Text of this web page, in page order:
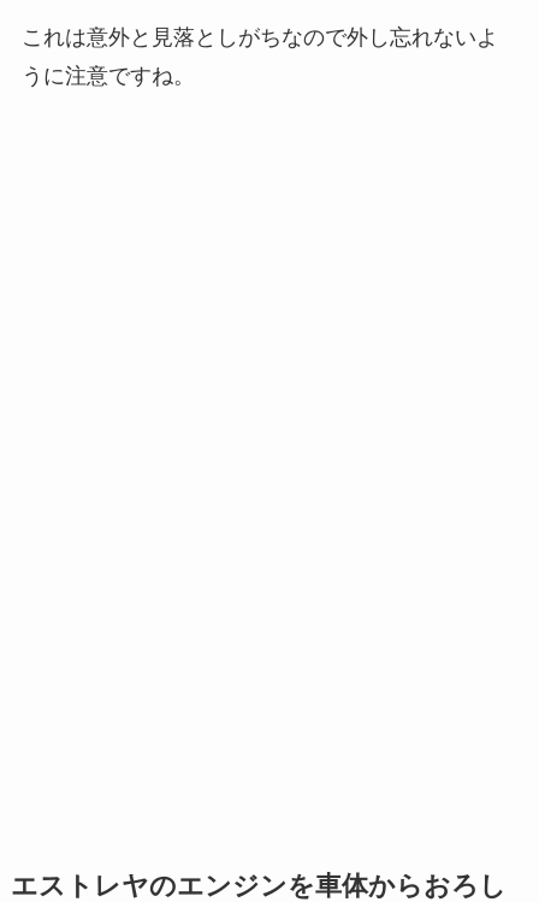
これは意外と見落としがちなので外し忘れないよ
うに注意ですね。
エストレヤのエンジンを車体からおろし